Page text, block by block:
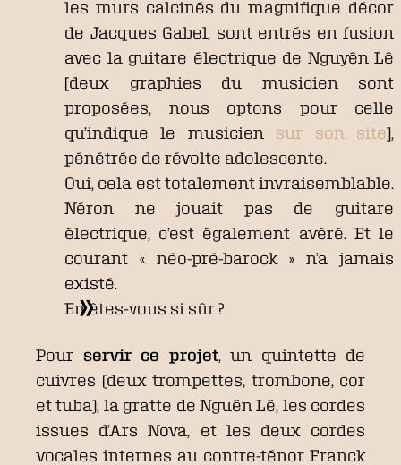
les murs calcinés du magnifique décor
de Jacques Gabel, sont entrés en fusion
avec la guitare électrique de Nguyên Lê
[deux graphies du musicien sont
proposées, nous optons pour celle
qu’indique le musicien sur son site],
pénétrée de révolte adolescente.
Oui, cela est totalement invraisemblable.
Néron ne jouait pas de guitare
électrique, c’est également avéré. Et le
courant « néo-pré-barock » n’a jamais
existé.
En êtes-vous si sûr ?
Pour servir ce projet, un quintette de
cuivres (deux trompettes, trombone, cor
et tuba), la gratte de Nguên Lê, les cordes
issues d’Ars Nova, et les deux cordes
vocales internes au contre-ténor Franck